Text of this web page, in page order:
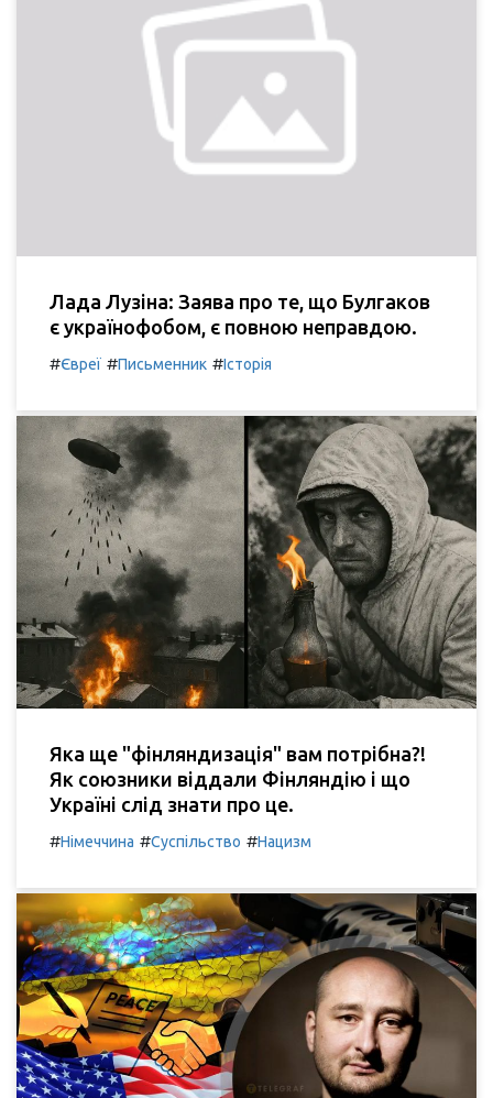
Лада Лузіна: Заява про те, що Булгаков
є українофобом, є повною неправдою.
#Євреї #Письменник #Історія
Яка ще "фінляндизація" вам потрібна?!
Як союзники віддали Фінляндію і що
Україні слід знати про це.
#Німеччина #Суспільство #Нацизм